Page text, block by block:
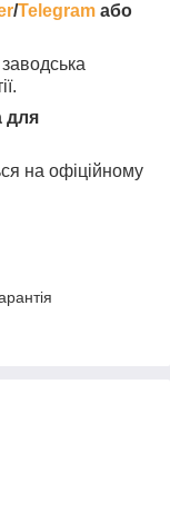
/Telegram або
для
на офіційному